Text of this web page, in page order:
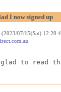
I now signed up
-(2023/07/15(Sat)
to read